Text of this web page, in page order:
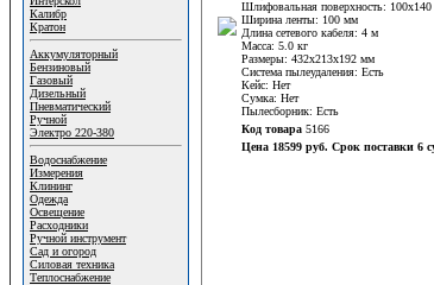
Калибр
Кратон
Аккумуляторный
Бензиновый
Газовый
Дизельный
Пневматический
Ручной
Электро 220-380
Водоснабжение
Измерения
Клининг
Одежда
Освещение
Расходники
Ручной инструмент
Сад и огород
Силовая техника
Теплоснабжение
Шлифовальная поверхность:
Ширина ленты: 100 мм
Длина сетевого кабеля: 4 м
Масса: 5.0 кг
Размеры: 432х213х192 мм
Система пылеудаления: Есть
Кейс: Нет
Сумка: Нет
Пылесборник: Есть
Код товара 5166
Цена 18599 руб. Срок поставки 6